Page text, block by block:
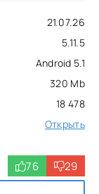
21.07.26
5.11.5
Android 5.1
320 Mb
18 478
Открыть
76 29